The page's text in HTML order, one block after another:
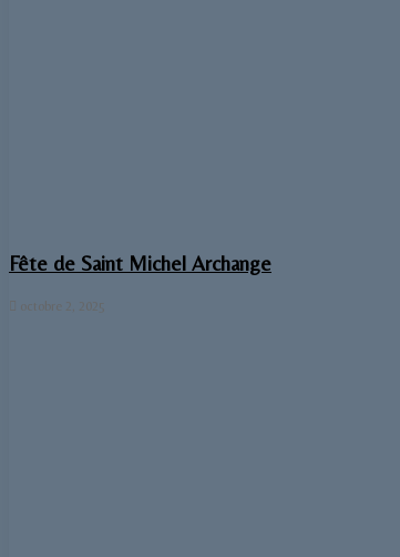
Fête de Saint Michel Archange
octobre 2, 2025